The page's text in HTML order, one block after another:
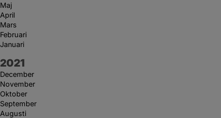
Maj
April
Mars
Februari
Januari
År:
2021
December
November
Oktober
September
Augusti